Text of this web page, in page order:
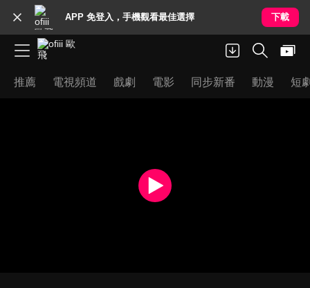
APP 免登入，手機觀看最佳選擇 下載
推薦 電視頻道 戲劇 電影 同步新番 動漫 短